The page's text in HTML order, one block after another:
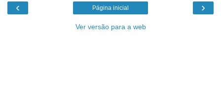
‹ ›
Página inicial
Ver versão para a web